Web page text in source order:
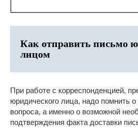
Как отправить письмо
лицом
При работе с корреспонденцией,
юридического лица, надо помнить о
вопроса, а именно о возможной
подтверждения факта доставки